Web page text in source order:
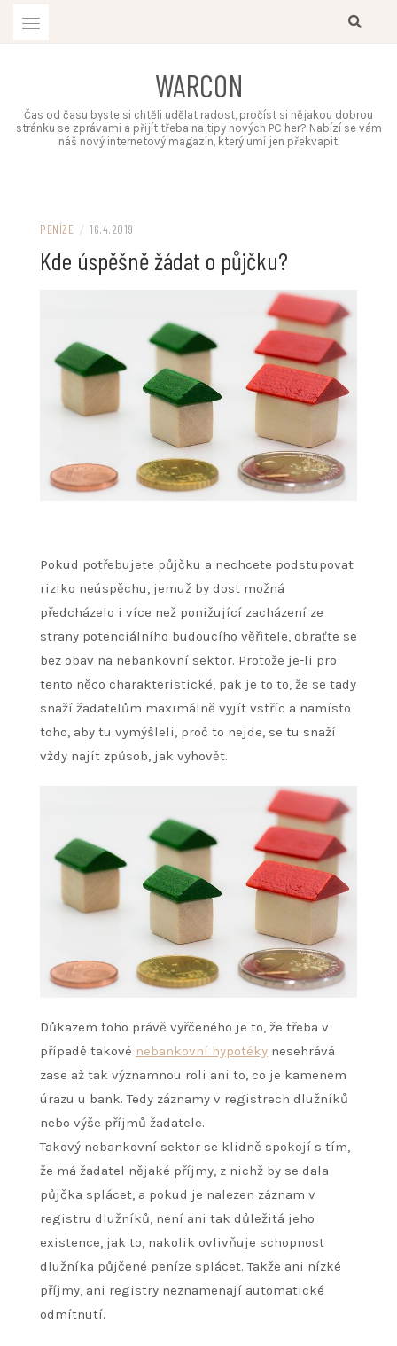
WARCON
Čas od času byste si chtěli udělat radost, pročíst si nějakou dobrou
stránku se zprávami a přijít třeba na tipy nových PC her? Nabízí se vám
náš nový internetový magazín, který umí jen překvapit.
PENÍZE / 16.4.2019
Kde úspěšně žádat o půjčku?
Pokud potřebujete půjčku a nechcete podstupovat
riziko neúspěchu, jemuž by dost možná
předcházelo i více než ponižující zacházení ze
strany potenciálního budoucího věřitele, obraťte se
bez obav na nebankovní sektor. Protože je-li pro
tento něco charakteristické, pak je to to, že se tady
snaží žadatelům maximálně vyjít vstříc a namísto
toho, aby tu vymýšleli, proč to nejde, se tu snaží
vždy najít způsob, jak vyhovět.
Důkazem toho právě vyřčeného je to, že třeba v
případě takové nebankovní hypotéky nesehrává
zase až tak významnou roli ani to, co je kamenem
úrazu u bank. Tedy záznamy v registrech dlužníků
nebo výše příjmů žadatele.
Takový nebankovní sektor se klidně spokojí s tím,
že má žadatel nějaké příjmy, z nichž by se dala
půjčka splácet, a pokud je nalezen záznam v
registru dlužníků, není ani tak důležitá jeho
existence, jak to, nakolik ovlivňuje schopnost
dlužníka půjčené peníze splácet. Takže ani nízké
příjmy, ani registry neznamenají automatické
odmítnutí.